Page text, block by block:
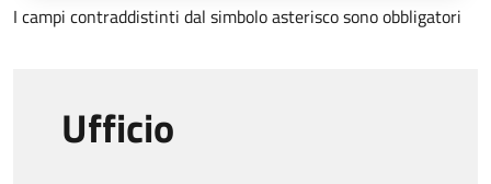
I campi contraddistinti dal simbolo asterisco sono obbligatori
Ufficio